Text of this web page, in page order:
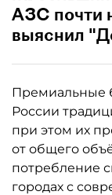
АЗС почти
выяснил
Премиальные
России
при этом их
от общего
потребление
городах с